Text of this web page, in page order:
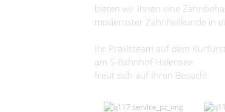
bieten wir Ihnen eine
modernster Zahnheilkunde in
Ihr Praxisteam auf dem
am S-Bahnhof Halensee
freut sich auf Ihren Besuch!